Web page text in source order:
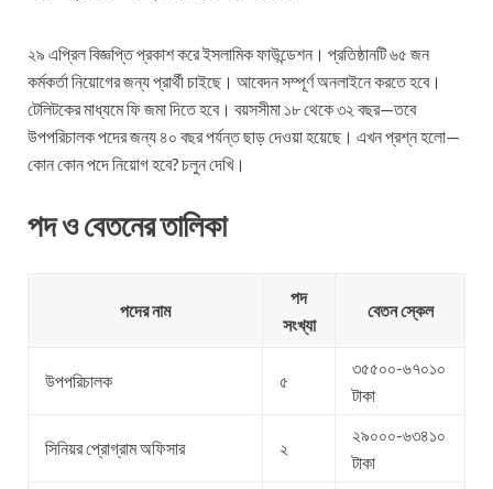
২৯ এপ্রিল বিজ্ঞপ্তি প্রকাশ করে ইসলামিক ফাউন্ডেশন। প্রতিষ্ঠানটি ৬৫ জন
কর্মকর্তা নিয়োগের জন্য প্রার্থী চাইছে। আবেদন সম্পূর্ণ অনলাইনে করতে হবে।
টেলিটকের মাধ্যমে ফি জমা দিতে হবে। বয়সসীমা ১৮ থেকে ৩২ বছর—তবে
উপপরিচালক পদের জন্য ৪০ বছর পর্যন্ত ছাড় দেওয়া হয়েছে। এখন প্রশ্ন হলো—
কোন কোন পদে নিয়োগ হবে? চলুন দেখি।
পদ ও বেতনের তালিকা
পদের নাম
পদ
সংখ্যা
বেতন স্কেল
উপপরিচালক ৫
৩৫৫০০-৬৭০১০
টাকা
সিনিয়র প্রোগ্রাম অফিসার ২
২৯০০০-৬৩৪১০
টাকা